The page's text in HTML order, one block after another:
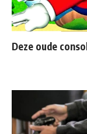
Deze oude